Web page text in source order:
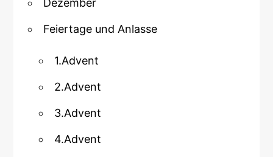
Dezember
Feiertage und Anlasse
1.Advent
2.Advent
3.Advent
4.Advent